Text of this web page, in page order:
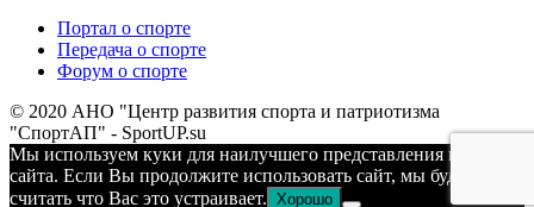
Портал о спорте
Передача о спорте
Форум о спорте
© 2020 АНО "Центр развития спорта и патриотизма
"СпортАП" - SportUP.su
Мы используем куки для наилучшего представления нашего
сайта. Если Вы продолжите использовать сайт, мы будем
считать что Вас это устраивает. Хорошо